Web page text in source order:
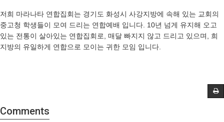
저희 마라나타 연합집회는 경기도 화성시 사강지방에 속해 있는 교회의
중고청 학생들이 모여 드리는 연합예배 입니다. 10년 넘게 유지해 오고
있는 전통이 살아있는 연합집회로, 매달 빠지지 않고 드리고 있으며, 희
지방의 유일하게 연합으로 모이는 귀한 모임 입니다.
Comments